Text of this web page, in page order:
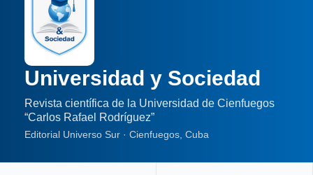
Universidad y Sociedad
Revista científica de la Universidad de Cienfuegos
“Carlos Rafael Rodríguez”
Editorial Universo Sur · Cienfuegos, Cuba